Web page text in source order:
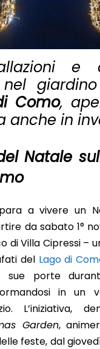
e
Como,
anche in
Natale
a vivere un
da sabato 1°
di Villa Cipressi –
del Lago di
sue porte
in un
L’iniziativa,
Garden,
feste, dal